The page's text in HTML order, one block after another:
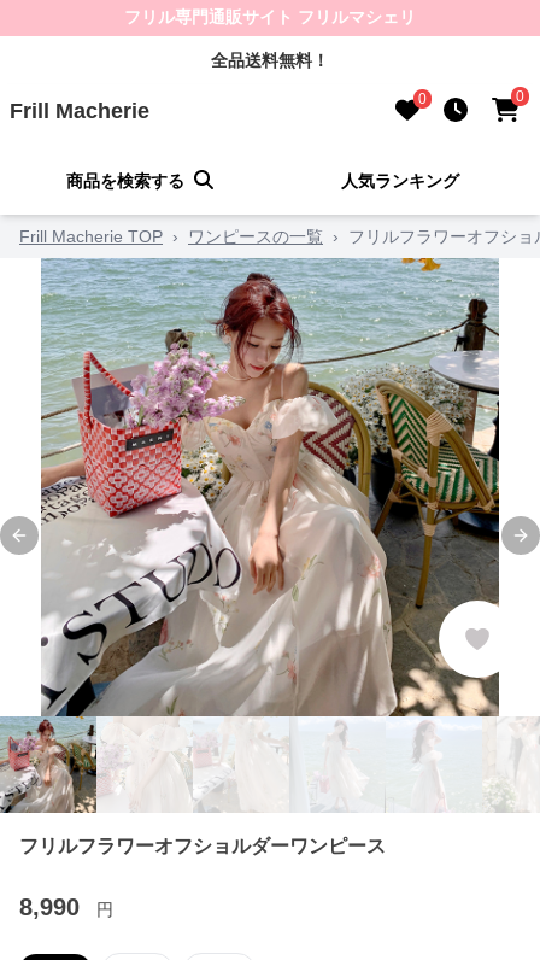
フリル専門通販サイト フリルマシェリ
全品送料無料！
Frill Macherie 0 0
商品を検索する 人気ランキング
Frill Macherie TOP › ワンピースの一覧 › フリルフラワーオフシ
Previous slide
フリルフラワーオフショルダーワンピース
8,990 円